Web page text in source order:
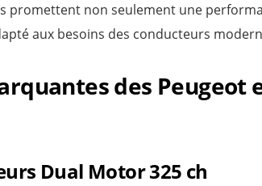
promettent non seulement une
aux besoins des conducteurs
des Peugeot
Dual Motor 325 ch